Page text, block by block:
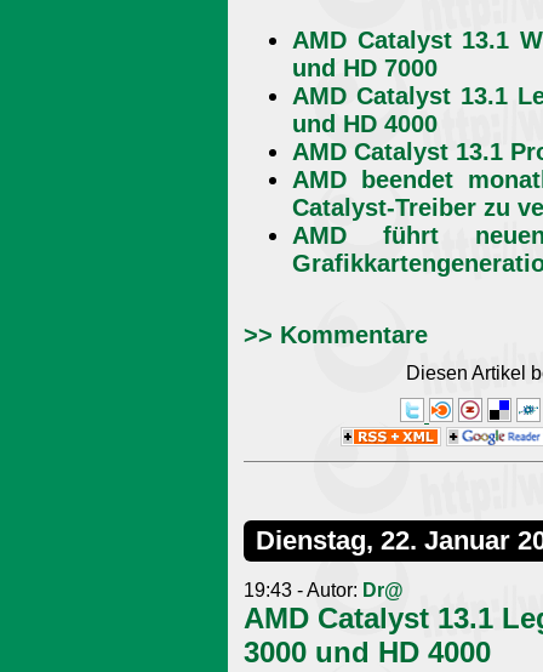
AMD Catalyst 13.1
und HD 7000
AMD Catalyst 13.1
und HD 4000
AMD Catalyst 13.1
AMD beendet
Catalyst-Treiber zu
AMD führt
>> Kommentare
Diesen Artikel
Dienstag, 22. Januar
19:43 - Autor: Dr@
AMD Catalyst 13.1
3000 und HD 4000